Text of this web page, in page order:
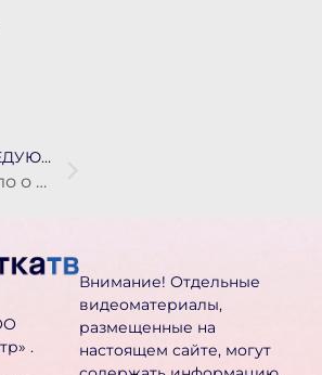
СЛЕДУЮЩАЯ НОВОСТЬ
Дело о гибели роженицы в Петропавловске передано в суд
.
Внимание! Отдельные
видеоматериалы,
размещенные на
настоящем сайте, могут